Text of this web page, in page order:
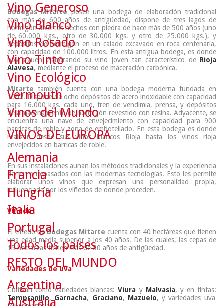
Bodegas Mitarte posee una bodega de elaboración tradicional
con más de 600 años de antigüedad, dispone de tres lagos de
hormigón abiertos hechos con piedra de hace más de 500 años (uno
de 60.000 kgs., otro de 30.000 kgs. y otro de 25.000 kgs.), y
depósitos de hormigón en un calado excavado en roca centenaria,
con capacidad de 100.000 litros. En esta antigua bodega, es donde
hoy siguen elaborando suvino joven tan característico de Rioja
Alavesa, mediante el proceso de maceración carbónica.
Mitarte también cuenta con una bodega moderna fundada en
1992. Dispone de ocho depósitos de acero inoxidable con capacidad
para 16.000 kgs. cada uno, tren de vendimia, prensa, y depósitos
de almacenamiento de hormigón revestido con resina. Adyacente, se
encuentra una nave de envejecimiento con capacidad para 900
barricas de roble y zona de embotellado. En esta bodega es donde
realizan desde susvinos blancos Rioja hasta los vinos rioja
envejecidos en barricas de roble.
En sus instalaciones aunan los métodos tradicionales y la experiencia
de sus antepasados con las modernas tecnologías. Esto les permite
elaborar unos vinos que expresan una personalidad propia,
influenciada por los viñedos de donde proceden.
Viñedo
El viñedo deBodegas Mitarte cuenta con 40 hectáreas que tienen
una edad media superior a los 40 años. De las cuales, las cepas de
15 hectáreas tienenmás de 80 años de antigüedad.
Variedades de uva
Cultivan como variedades blancas:Viura y Malvasía, y en tintas:
Tempranillo, Garnacha, Graciano, Mazuelo, yvariedades uva
Vino Generoso
Vino Blanco
Vino Rosado
Vino Tinto
Vino Ecológico
Vermouth
Vinos del Mundo
VINOS DE EUROPA
Alemania
Francia
Hungría
Italia
Portugal
Todos los países
RESTO DEL MUNDO
Argentina
Australia